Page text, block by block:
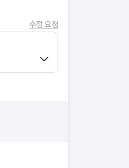
수정 요청